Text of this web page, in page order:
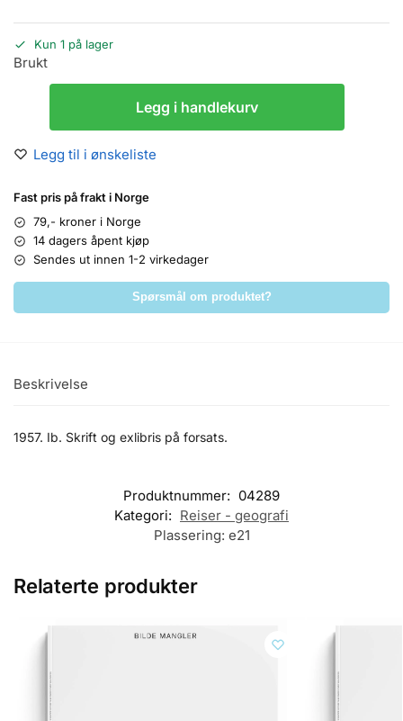
Kun 1 på lager
Brukt
Legg i handlekurv
Legg til i ønskeliste
Fast pris på frakt i Norge
79,- kroner i Norge
14 dagers åpent kjøp
Sendes ut innen 1-2 virkedager
Spørsmål om produktet?
Beskrivelse
1957. Ib. Skrift og exlibris på forsats.
Produktnummer: 04289
Kategori: Reiser - geografi
Plassering: e21
Relaterte produkter